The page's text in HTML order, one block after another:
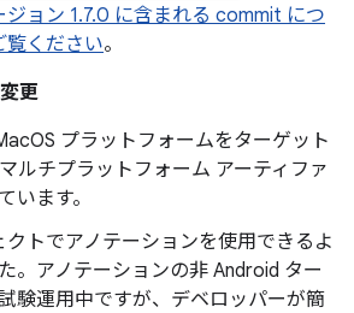
ジョン 1.7.0 に含まれる commit につ
覧ください。
更
プラットフォームをターゲット
ルチプラットフォーム アーティファ
います。
クトでアノテーションを使用できるよ
。アノテーションの非 Android ター
験運用中ですが、デベロッパーが簡